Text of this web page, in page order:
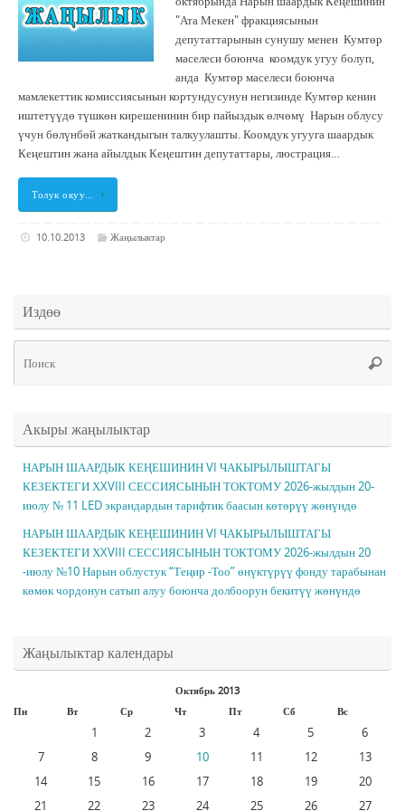
"Ата Мекен" фракциясынын
депутаттарынын сунушу менен Кумтөр
маселеси боюнча коомдук угуу болуп,
анда Кумтөр маселеси боюнча
мамлекеттик комиссиясынын кортундусунун негизинде Кумтөр кенин
иштетүүдө түшкөн кирешенинин бир пайыздык өлчөмү Нарын облусу
үчун бөлүнбөй жаткандыгын талкуулашты. Коомдук угууга шаардык
Кеңештин жана айылдык Кеңештин депутаттары, люстрация…
Толук окуу…
10.10.2013 Жаңылыктар
Издөө
Поиск
Акыры жаңылыктар
НАРЫН ШААРДЫК КЕҢЕШИНИН VI ЧАКЫРЫЛЫШТАГЫ
КЕЗЕКТЕГИ ХXVIII СЕССИЯСЫНЫН ТОКТОМУ 2026-жылдын 20-
июлу № 11 LED экрандардын тарифтик баасын көтөрүү жөнүндө
НАРЫН ШААРДЫК КЕҢЕШИНИН VI ЧАКЫРЫЛЫШТАГЫ
КЕЗЕКТЕГИ ХXVIII СЕССИЯСЫНЫН ТОКТОМУ 2026-жылдын 20
-июлу №10 Нарын облустук “Теңир -Тоо” өнүктүрүү фонду тарабынан
көмөк чордонун сатып алуу боюнча долбоорун бекитүү жөнүндө
Жаңылыктар календары
Октябрь 2013
Пн
Вт Ср Чт Пт Сб Вс
1 2 3 4 5
6
7
8 9 10 11 12
13
14
15 16 17 18 19
20
21
22 23 24 25 26 27